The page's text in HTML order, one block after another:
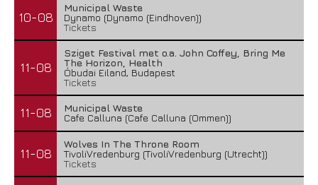
10-08
Municipal Waste
Dynamo (Dynamo (Eindhoven))
Tickets
11-08
Sziget Festival met o.a. John Coffey, Bring Me
The Horizon, Health
Óbudai Eiland, Budapest
Tickets
11-08
Municipal Waste
Cafe Calluna (Cafe Calluna (Ommen))
11-08
Wolves In The Throne Room
TivoliVredenburg (TivoliVredenburg (Utrecht))
Tickets